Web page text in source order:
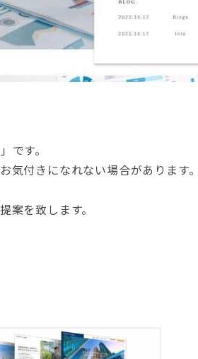
です。
付きになれない場合があります
を致します。